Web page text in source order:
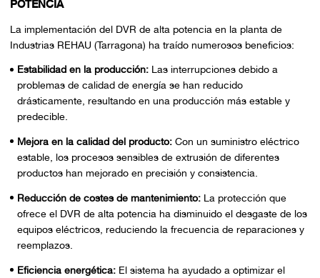
POTENCIA
La implementación del DVR de alta potencia en la planta de
Industrias REHAU (Tarragona) ha traído numerosos beneficios:
Estabilidad en la producción:Las interrupciones debido a
problemas de calidad de energía se han reducido
drásticamente, resultando en una producción más estable y
predecible.
Mejora en la calidad del producto:Con un suministro eléctrico
estable, los procesos sensibles de extrusión de diferentes
productos han mejorado en precisión y consistencia.
Reducción de costes de mantenimiento:La protección que
ofrece el DVR de alta potencia ha disminuido el desgaste de los
equipos eléctricos, reduciendo la frecuencia de reparaciones y
reemplazos.
Eficiencia energética:El sistema ha ayudado a optimizar el